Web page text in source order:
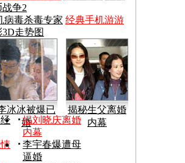
争2
病毒杀毒专家 经典手机游游
3D走势图
冰冰被爆已
婚
揭秘生父离婚
内幕
揭刘晓庆离婚
内幕
李宇春爆遭母
逼婚